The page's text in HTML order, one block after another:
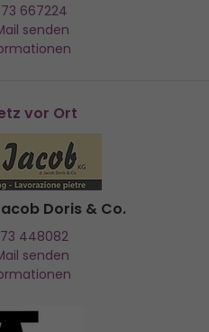
667224
senden
vor Ort
Doris & Co.
448082
senden